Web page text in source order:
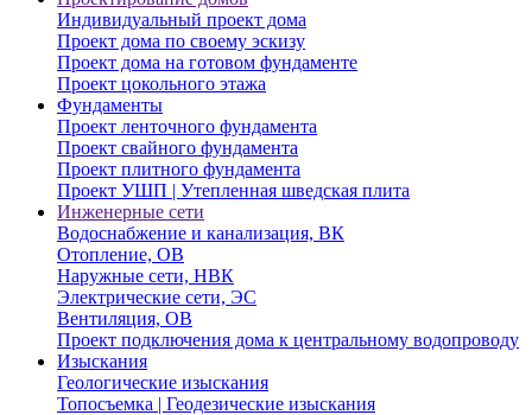
Индивидуальный проект дома
Проект дома по своему эскизу
Проект дома на готовом фундаменте
Проект цокольного этажа
Фундаменты
Проект ленточного фундамента
Проект свайного фундамента
Проект плитного фундамента
Проект УШП | Утепленная шведская плита
Инженерные сети
Водоснабжение и канализация, ВК
Отопление, ОВ
Наружные сети, НВК
Электрические сети, ЭС
Вентиляция, ОВ
Проект подключения дома к центральному водопроводу
Изыскания
Геологические изыскания
Топосъемка | Геодезические изыскания